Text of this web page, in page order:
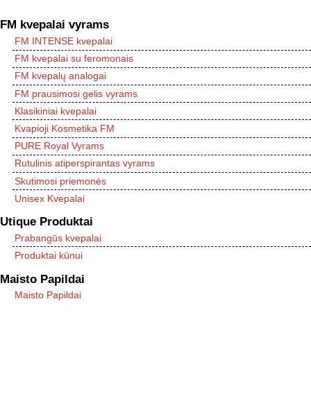
FM kvepalai vyrams
FM INTENSE kvepalai
FM kvepalai su feromonais
FM kvepalų analogai
FM prausimosi gelis vyrams
Klasikiniai kvepalai
Kvapioji Kosmetika FM
PURE Royal Vyrams
Rutulinis atiperspirantas vyrams
Skutimosi priemonės
Unisex Kvepalai
Utique Produktai
Prabangūs kvepalai
Produktai kūnui
Maisto Papildai
Maisto Papildai